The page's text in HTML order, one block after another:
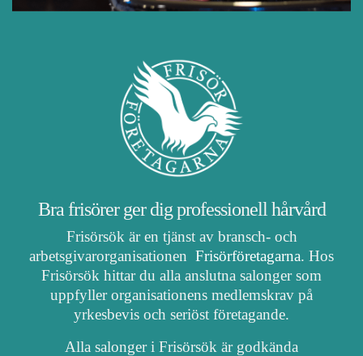
Bra frisörer ger dig professionell hårvård
Frisörsök är en tjänst av bransch- och
arbetsgivarorganisationen Frisörföretagarna. Hos
Frisörsök hittar du alla anslutna salonger som
uppfyller organisationens medlemskrav på
yrkesbevis och seriöst företagande.
Alla salonger i Frisörsök är godkända